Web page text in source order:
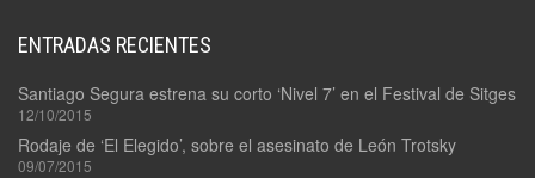
ENTRADAS RECIENTES
Santiago Segura estrena su corto ‘Nivel 7’ en el Festival de Sitges
12/10/2015
Rodaje de ‘El Elegido’, sobre el asesinato de León Trotsky
09/07/2015